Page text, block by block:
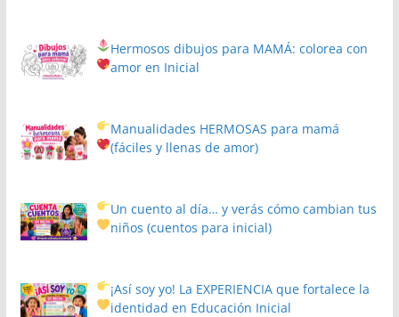
Hermosos dibujos para MAMÁ: colorea con
amor en Inicial
Manualidades HERMOSAS para mamá
(fáciles y llenas de amor)
Un cuento al día… y verás cómo cambian tus
niños(cuentos para inicial)
¡Así soy yo! La EXPERIENCIA que fortalece la
identidad en Educación Inicial